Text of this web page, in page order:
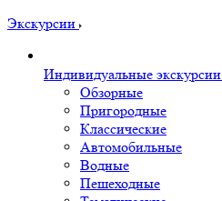
Экскурсии
Индивидуальные экскурсии
Обзорные
Пригородные
Классические
Автомобильные
Водные
Пешеходные